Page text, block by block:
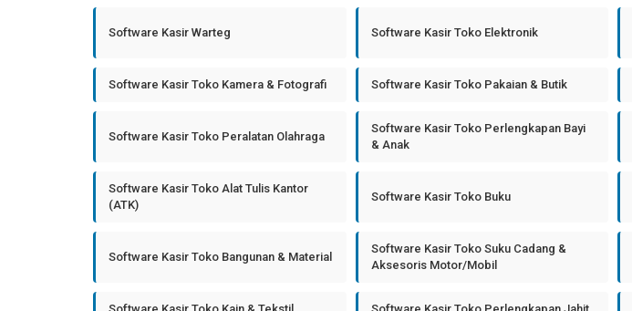
Software Kasir Warteg Software Kasir Toko Elektronik
Software Kasir Toko Kamera & Fotografi Software Kasir Toko Pakaian & Butik
Software Kasir Toko Peralatan Olahraga
Software Kasir Toko Perlengkapan Bayi
& Anak
Software Kasir Toko Alat Tulis Kantor
(ATK)
Software Kasir Toko Buku
Software Kasir Toko Bangunan & Material
Software Kasir Toko Suku Cadang &
Aksesoris Motor/Mobil